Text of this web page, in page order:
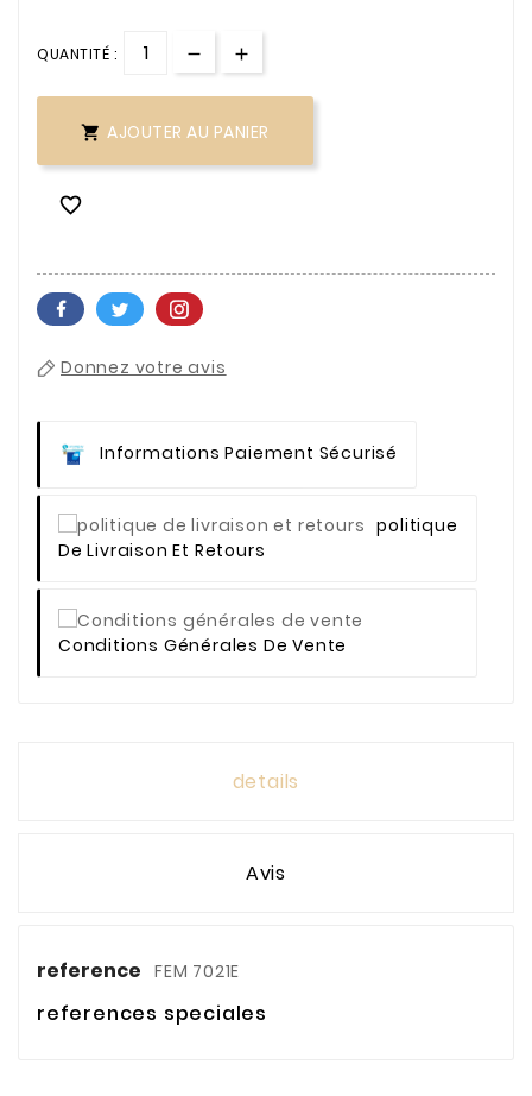
QUANTITÉ :
 AJOUTER AU PANIER

Donnez votre avis
Informations Paiement Sécurisé
Politique
De Livraison Et Retours
Conditions Générales De Vente
details
Avis
reference FEM 7021E
references speciales